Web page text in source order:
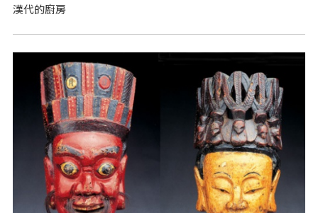
漢代的廚房